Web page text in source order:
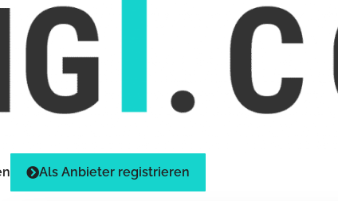
Als Anbieter registrieren